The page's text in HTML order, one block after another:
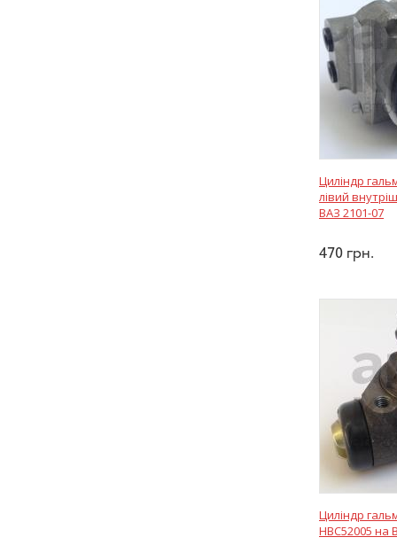
Циліндр
лівий
ВАЗ 2101-07
470 грн.
Циліндр
HBC52005 на